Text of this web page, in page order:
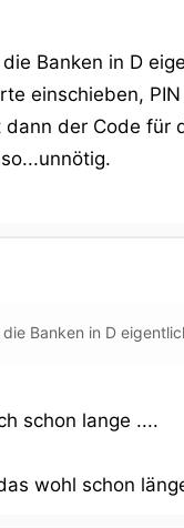
Banken in D
einschieben,
dann der Code für
Banken in D
schon lange ....
wohl schon